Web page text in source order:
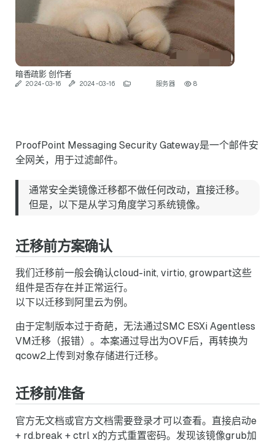
暗香疏影 创作者
2024-03-16 2024-03-16 服务器 8
ProofPoint Messaging Security Gateway是一个邮件安
全网关，用于过滤邮件。
通常安全类镜像迁移都不做任何改动，直接迁移。
但是，以下是从学习角度学习系统镜像。
迁移前方案确认
我们迁移前一般会确认cloud-init, virtio, growpart这些
组件是否存在并正常运行。
以下以迁移到阿里云为例。
由于定制版本过于奇葩，无法通过SMC ESXi Agentless
VM迁移（报错）。本案通过导出为OVF后，再转换为
qcow2上传到对象存储进行迁移。
迁移前准备
官方无文档或官方文档需要登录才可以查看。直接启动e
+ rd.break + ctrl x的方式重置密码。发现该镜像grub加